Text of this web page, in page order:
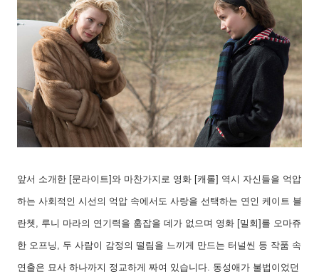
앞서 소개한 [문라이트]와 마찬가지로 영화 [캐롤] 역시 자신들을 억압
하는 사회적인 시선의 억압 속에서도 사랑을 선택하는 연인 케이트 블
란쳇 , 루니 마라의 연기력을 훔잡을 데가 없으며 영화 [밀회] 를 오마쥬
한 오프닝 , 두 사람이 감정의 떨림을 느끼게 만드는 터널씬 등 작품 속
연출은 묘사 하나까지 정교하게 짜여 있습니다. 동성애가 불법이었던